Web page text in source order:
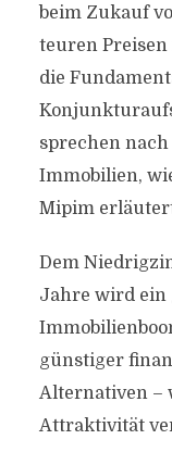
beim Zukauf
teuren
die
sprechen
Immobilien,
Mipim
Dem
Jahre wird ein
günstiger
Alternativen –
Attraktivität